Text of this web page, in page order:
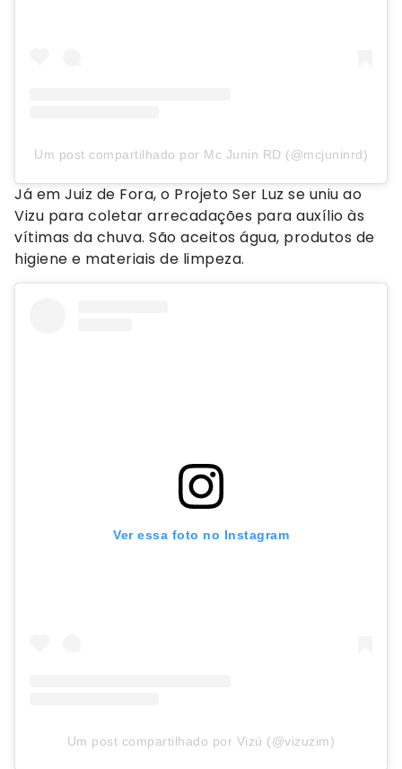
Um post compartilhado por Mc Junin RD (@mcjuninrd)
Já em Juiz de Fora, o Projeto Ser Luz se uniu ao
Vizu para coletar arrecadações para auxílio às
vítimas da chuva. São aceitos água, produtos de
higiene e materiais de limpeza.
Ver essa foto no Instagram
Um post compartilhado por Vizú (@vizuzim)